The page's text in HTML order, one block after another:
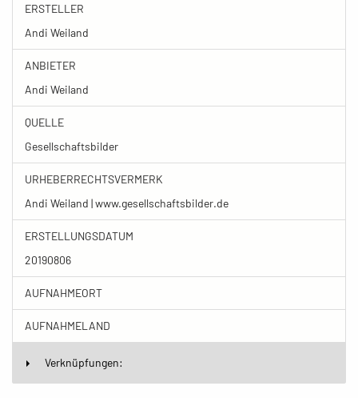
ERSTELLER
Andi Weiland
ANBIETER
Andi Weiland
QUELLE
Gesellschaftsbilder
URHEBERRECHTSVERMERK
Andi Weiland | www.gesellschaftsbilder.de
ERSTELLUNGSDATUM
20190806
AUFNAHMEORT
AUFNAHMELAND
Verknüpfungen: